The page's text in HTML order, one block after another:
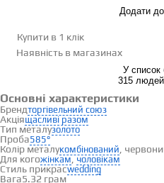
Додати
Купити в 1 клік
Наявність в магазинах
У список
315
Основні характеристики
Брендторгівельний союз
Акціящасливі разом
Тип металузолото
Проба585°
Колір металукомбінований ,
Для когожінкам,чоловікам
Стиль прикрасwedding
Вага5.32 грам